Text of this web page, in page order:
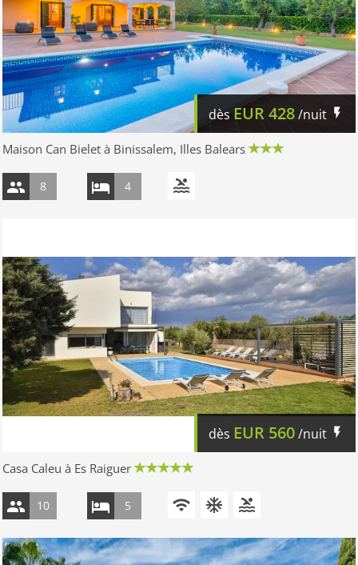
dès EUR428/nuit
Maison Can Bielet à Binissalem, Illes Balears
8 4
dès EUR 560/nuit
Casa Caleu à Es Raiguer
10 5